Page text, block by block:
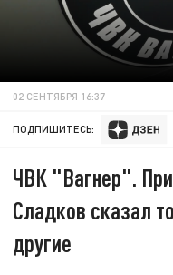
02 СЕНТЯБРЯ 16:37
ПОДПИШИТЕСЬ:
ЧВК "Вагнер".
Сладков сказал
другие